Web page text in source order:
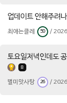
업데이트 안해주려
최애는클레 50 /
토요일저녁인데도
8
별미맛사탕 26 /